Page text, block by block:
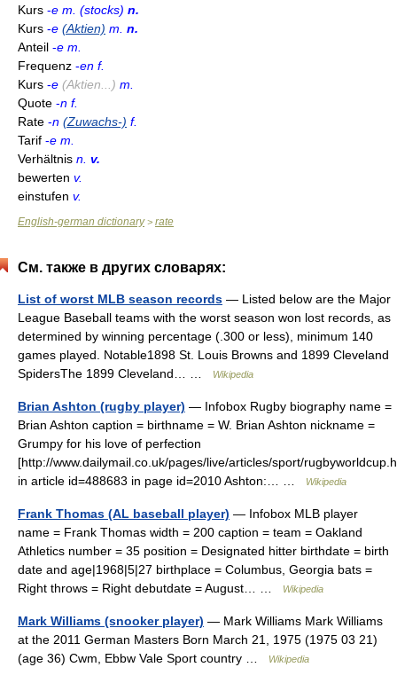
Kurs -e m. (stocks) n.
Kurs -e (Aktien) m. n.
Anteil -e m.
Frequenz -en f.
Kurs -e (Aktien...) m.
Quote -n f.
Rate -n (Zuwachs-) f.
Tarif -e m.
Verhältnis n. v.
bewerten v.
einstufen v.
English-german dictionary> rate
См. также в других словарях:
List of worst MLB season records — Listed below are the Major
League Baseball teams with the worst season won lost records, as
determined by winning percentage (.300 or less), minimum 140
games played. Notable1898 St. Louis Browns and 1899 Cleveland
SpidersThe 1899 Cleveland… …
Wikipedia
Brian Ashton (rugby player) — Infobox Rugby biography name =
Brian Ashton caption = birthname = W. Brian Ashton nickname =
Grumpy for his love of perfection
[http://www.dailymail.co.uk/pages/live/articles/sport/
in article id=488683 in page id=2010 Ashton:… …
Wikipedia
Frank Thomas (AL baseball player) — Infobox MLB player
name = Frank Thomas width = 200 caption = team = Oakland
Athletics number = 35 position = Designated hitter birthdate = birth
date and age|1968|5|27 birthplace = Columbus, Georgia bats =
Right throws = Right debutdate = August… …
Wikipedia
Mark Williams (snooker player) — Mark Williams Mark Williams
at the 2011 German Masters Born March 21, 1975 (1975 03 21)
(age 36) Cwm, Ebbw Vale Sport country …
Wikipedia